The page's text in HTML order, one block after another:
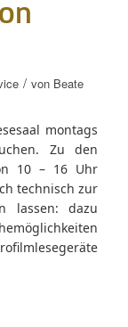
/ von Beate
montags
Zu den
10 – 16 Uhr
technisch zur
lassen: dazu